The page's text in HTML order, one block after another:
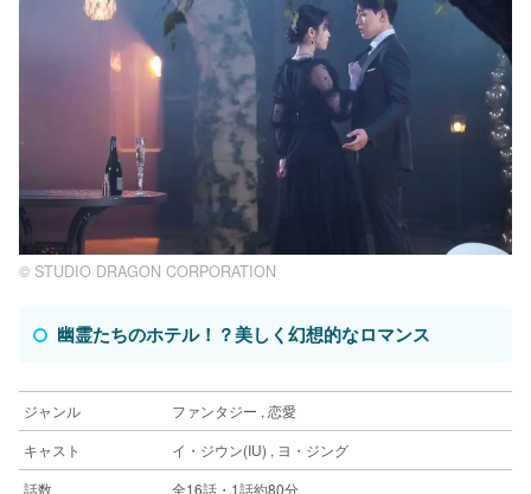
© STUDIO DRAGON CORPORATION
幽霊たちのホテル！？美しく幻想的なロマンス
ジャンル
ファンタジー , 恋愛
キャスト
イ・ジウン(IU) , ヨ・ジング
話数
全16話・1話約80分